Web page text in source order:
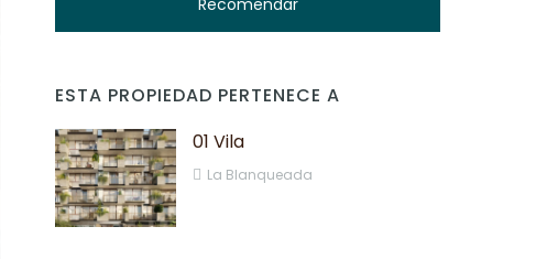
Recomendar
ESTA PROPIEDAD PERTENECE A
01 Vila
La Blanqueada